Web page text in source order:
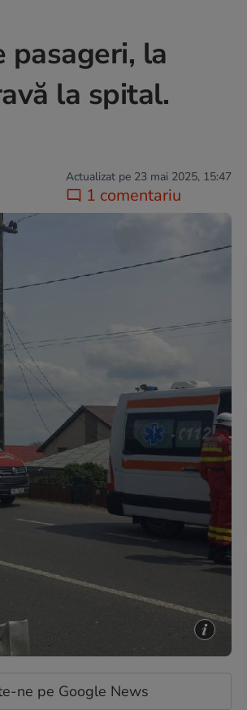
pasageri, la
la spital.
Actualizat pe 23 mai 2025, 15:47
1 comentariu
ne pe Google News